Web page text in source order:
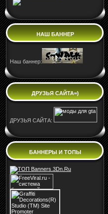
НАШ БАННЕР
Наш баннер:
ДРУЗЬЯ САЙТА=)
ДРУЗЬЯ САЙТА:
БАННЕРЫ И ТОПЫ